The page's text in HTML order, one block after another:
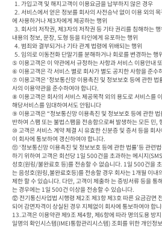
에 사용하거나 제3자에게 제공하는 행위
내용의 정보, 문장, 도형 등을 타인에게 유포하는 행위
⑤ 이용고객은 이 약관에서 규정하는 사항과 서비스 이용안내
⑥ 이용고객은 각 서비스 별로 회사가 별도 공지한 사항을 준수
⑦ 이용고객은 ‘정보통신망 이용촉진 및 정보보호 등에 관한 법
사의 이용약관을 준수하여야 합니다.
⑧ 이용고객은 회사의 서비스 제공목적 외의 용도로 서비스를
해당서비스를 임대하여서도 안됩니다
⑨ 이용고객은 “정보통신망 이용촉진 및 정보보호 등에 관한 법
반하여 스팸 또는 불법스팸을 전송함으로써 발생하는 모든 민,
⑩ 고객은 서비스 계약 체결 시 유효한 신분증 및 증서 등을 회
이 회사에 통보하여 갱신하여야 합니다.
⑪ ‘정보통신망 이용촉진 및 정보보호 등에 관한 법률’등 관련
하기 위하여 고객은 회선당 1일 500건을 초과하는 메시지
성호(원링/불완료호 등)를 전송할 수 없습니다. 1일 500건을
는 음성호(원링,불완료호등)를 전송할 경우 회사는 1개월 이내
제한 할 수 있습니다. 다만, 고객이 제출하 는 증빙서류 등을 통
는 경우에는 1일 500건 이상을 전송할 수 있습니다.
⑫ 전기통신사업법 시행령 제2조 제3항 제3호 따른 요금감면
되어 감면자격이 상실된 경우 지체없이 회사에 통보하여야 합
13.고객은 이용약관 제9조 제4항, 제6항에 따라 명의도용 방
일명의 확인시스템(IMEI통합관리시스템) 조회를 위한 개인정